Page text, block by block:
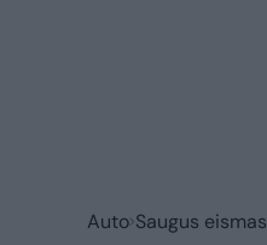
Auto Saugus eismas